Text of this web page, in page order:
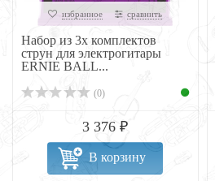
избранное сравнить
Набор из 3х комплектов
струн для электрогитары
ERNIE BALL...
(0)
3 376 ₽
В корзину